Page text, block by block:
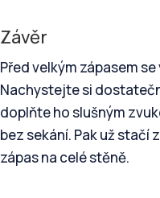
Závěr
Před velkým zápasem
Nachystejte si
doplňte ho slušným
bez sekání. Pak už
zápas na celé stěně.